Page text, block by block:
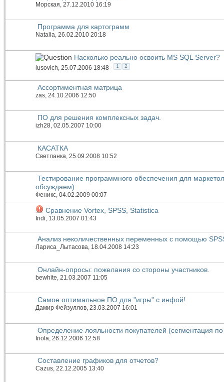
Морская , 27.12.2010 16:19
Программа для картограмм
Natalia, 26.02.2010 20:18
Насколько реально освоить MS SQL Server?
iusovich , 25.07.2006 18:48 1 2
Ассортиментная матрица
zas, 24.10.2006 12:50
ПО для решения комплексных задач.
izh28, 02.05.2007 10:00
КАСАТКА
Светланка, 25.09.2008 10:52
Тестирование программного обеспечения для
обсуждаем)
Феникс, 04.02.2009 00:07
Сравнение Vortex, SPSS, Statistica
Indi, 13.05.2007 01:43
Анализ неколичественных переменных с помощью
Лариса_Лытасова, 18.04.2008 14:23
Онлайн-опросы: пожелания со стороны участников.
bewhite, 21.03.2007 11:05
Самое оптимальное ПО для "игры" с инфой!
Дамир Фейзуллов, 23.03.2007 16:01
Определение лояльности покупателей (сегментация
Iriola , 26.12.2006 12:58
Составление графиков для отчетов?
Cazus, 22.12.2005 13:40